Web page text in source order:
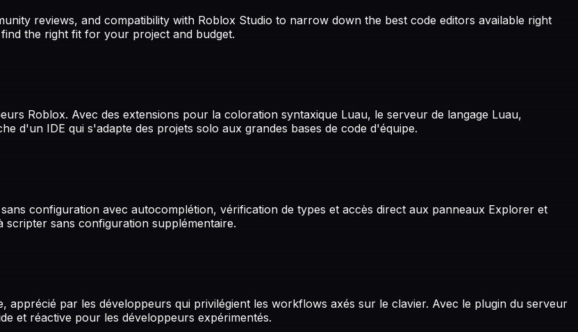
reviews, and compatibility with Roblox Studio to narrow down the best code editors available right
the right fit for your project and budget.
Roblox. Avec des extensions pour la coloration syntaxique Luau, le serveur de langage Luau,
d'un IDE qui s'adapte des projets solo aux grandes bases de code d'équipe.
configuration avec autocomplétion, vérification de types et accès direct aux panneaux Explorer et
sans configuration supplémentaire.
par les développeurs qui privilégient les workflows axés sur le clavier. Avec le plugin du serveur
et réactive pour les développeurs expérimentés.